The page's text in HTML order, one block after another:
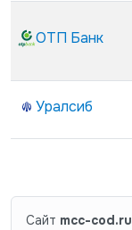
ОТП Банк
Уралсиб
Сайт mcc-cod.ru